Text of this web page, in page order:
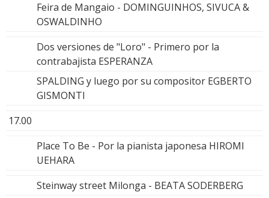
Feira de Mangaio - DOMINGUINHOS, SIVUCA &
OSWALDINHO
Dos versiones de "Loro" - Primero por la
contrabajista ESPERANZA
SPALDING y luego por su compositor EGBERTO
GISMONTI
17.00
Place To Be - Por la pianista japonesa HIROMI
UEHARA
Steinway street Milonga - BEATA SODERBERG